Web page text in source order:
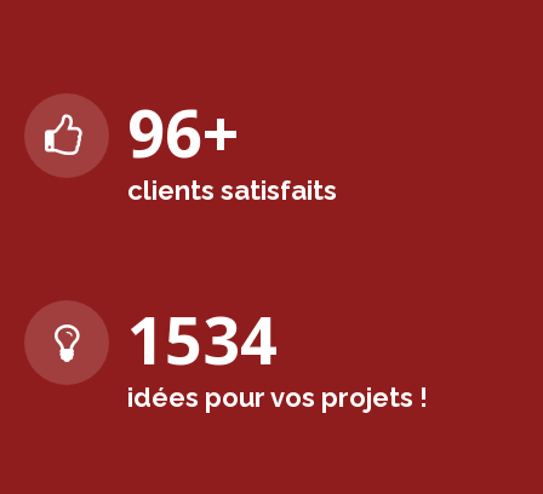
99+
clients satisfaits
1576
idées pour vos projets !